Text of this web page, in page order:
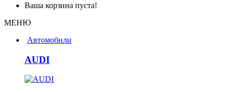
Ваша корзина пуста!
МЕНЮ
Автомобили
AUDI